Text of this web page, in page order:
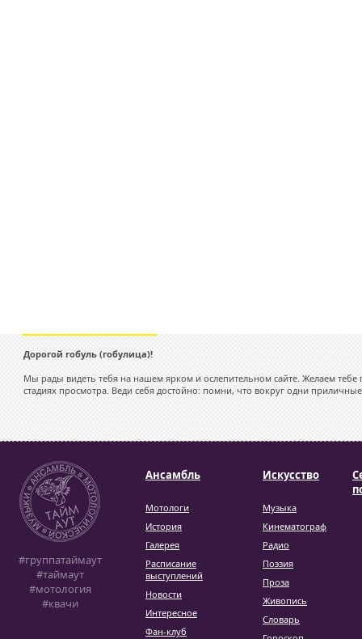
Дорогой гобуль (гобулица)!
Мы рады видеть тебя на нашем ярком и ослепительном сайте. Желаем тебе
стадиях просмотра. Веди себя достойно: помни, что вокруг одни
#группатаймаут
#таймаут
#мотология
#квачи
Ансамбль
Мотологи
История
Галерея
Расписание
выступлений
Новости
Интересное
Фан-клуб
Искусство
Музыка
Кинематограф
Радио
Поэзия
Проза
Живопись
Словарь